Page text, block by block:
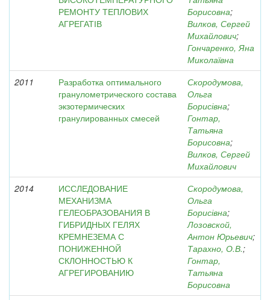
РЕМОНТУ ТЕПЛОВИХ
АГРЕГАТІВ
Борисовна;
Вилков, Сергей
Михайлович;
Гончаренко, Яна
Миколаївна
2011
Разработка оптимального
гранулометрического состава
экзотермических
гранулированных смесей
Скородумова,
Ольга
Борисівна;
Гонтар,
Татьяна
Борисовна;
Вилков, Сергей
Михайлович
2014
ИССЛЕДОВАНИЕ
МЕХАНИЗМА
ГЕЛЕОБРАЗОВАНИЯ В
ГИБРИДНЫХ ГЕЛЯХ
КРЕМНЕЗЕМА С
ПОНИЖЕННОЙ
СКЛОННОСТЬЮ К
АГРЕГИРОВАНИЮ
Скородумова,
Ольга
Борисівна;
Лозовской,
Антон Юрьевич;
Тарахно, О.В.;
Гонтар,
Татьяна
Борисовна